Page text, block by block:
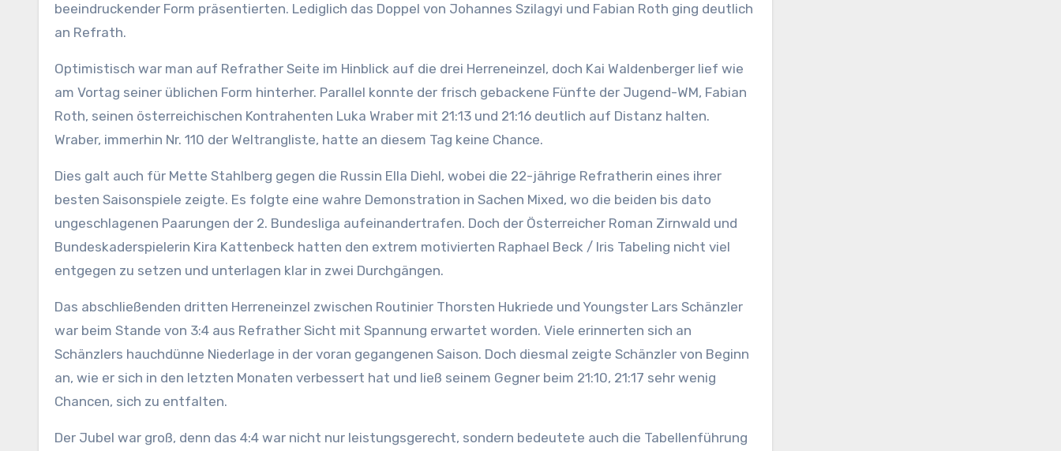
beeindruckender Form präsentierten. Lediglich das Doppel von Johannes Szilagyi und Fabian Roth ging deutlich
an Refrath.
Optimistisch war man auf Refrather Seite im Hinblick auf die drei Herreneinzel, doch Kai Waldenberger lief wie
am Vortag seiner üblichen Form hinterher. Parallel konnte der frisch gebackene Fünfte der Jugend-WM, Fabian
Roth, seinen österreichischen Kontrahenten Luka Wraber mit 21:13 und 21:16 deutlich auf Distanz halten.
Wraber, immerhin Nr. 110 der Weltrangliste, hatte an diesem Tag keine Chance.
Dies galt auch für Mette Stahlberg gegen die Russin Ella Diehl, wobei die 22-jährige Refratherin eines ihrer
besten Saisonspiele zeigte. Es folgte eine wahre Demonstration in Sachen Mixed, wo die beiden bis dato
ungeschlagenen Paarungen der 2. Bundesliga aufeinandertrafen. Doch der Österreicher Roman Zirnwald und
Bundeskaderspielerin Kira Kattenbeck hatten den extrem motivierten Raphael Beck / Iris Tabeling nicht viel
entgegen zu setzen und unterlagen klar in zwei Durchgängen.
Das abschließenden dritten Herreneinzel zwischen Routinier Thorsten Hukriede und Youngster Lars Schänzler
war beim Stande von 3:4 aus Refrather Sicht mit Spannung erwartet worden. Viele erinnerten sich an
Schänzlers hauchdünne Niederlage in der voran gegangenen Saison. Doch diesmal zeigte Schänzler von Beginn
an, wie er sich in den letzten Monaten verbessert hat und ließ seinem Gegner beim 21:10, 21:17 sehr wenig
Chancen, sich zu entfalten.
Der Jubel war groß, denn das 4:4 war nicht nur leistungsgerecht, sondern bedeutete auch die Tabellenführung